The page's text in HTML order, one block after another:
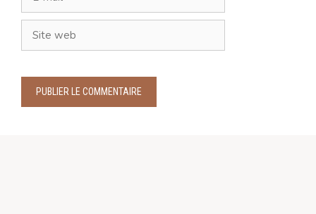
mail
Site
web